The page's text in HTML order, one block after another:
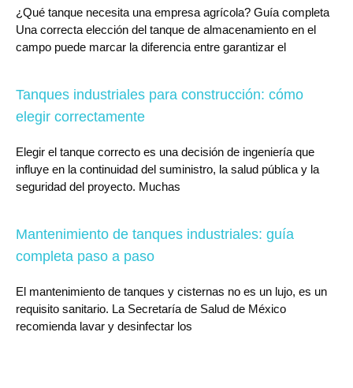
¿Qué tanque necesita una empresa agrícola? Guía completa
Una correcta elección del tanque de almacenamiento en el
campo puede marcar la diferencia entre garantizar el
Tanques industriales para construcción: cómo
elegir correctamente
Elegir el tanque correcto es una decisión de ingeniería que
influye en la continuidad del suministro, la salud pública y la
seguridad del proyecto. Muchas
Mantenimiento de tanques industriales: guía
completa paso a paso
El mantenimiento de tanques y cisternas no es un lujo, es un
requisito sanitario. La Secretaría de Salud de México
recomienda lavar y desinfectar los